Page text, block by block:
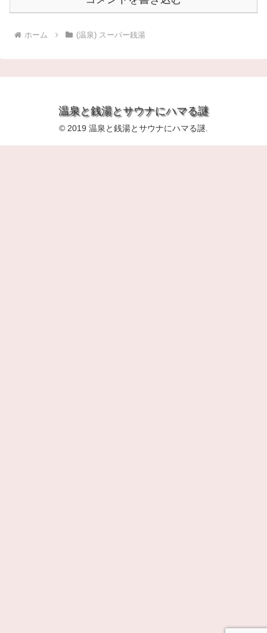
ホーム (温泉) スーパー銭湯
温泉と銭湯とサウナにハマる謎
© 2019 温泉と銭湯とサウナにハマる謎.